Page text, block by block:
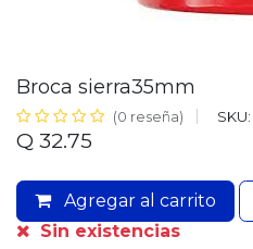
Broca sierra35mm
(0 reseña) SKU:
Q 32.75
Agregar al carrito
Sin existencias